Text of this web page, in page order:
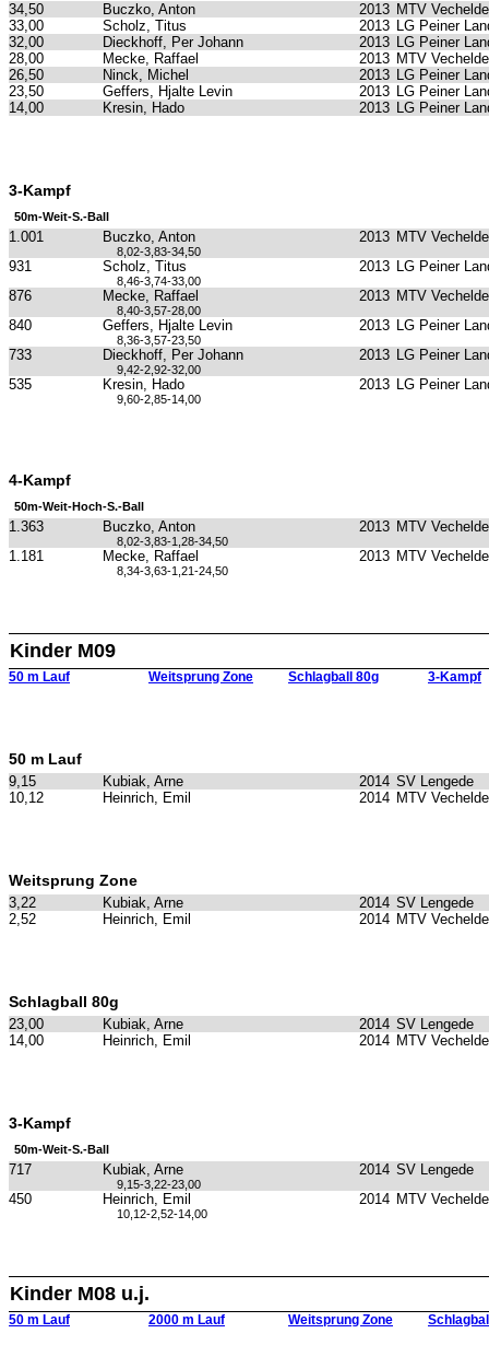
34,50 Buczko, Anton 2013 MTV Vechelde
33,00
Scholz, Titus 2013 LG Peiner
32,00
Dieckhoff, Per Johann 2013 LG Peiner
28,00
Mecke, Raffael 2013 MTV Vechelde
26,50
Ninck, Michel 2013 LG Peiner
23,50
Geffers, Hjalte Levin 2013 LG Peiner
14,00
Kresin, Hado 2013 LG Peiner
3-Kampf
50m-Weit-S.-Ball
1.001 Buczko, Anton 2013 MTV Vechelde
8,02-3,83-34,50
931 Scholz, Titus 2013 LG Peiner
8,46-3,74-33,00
876 Mecke, Raffael 2013 MTV Vechelde
8,40-3,57-28,00
840 Geffers, Hjalte Levin 2013 LG Peiner
8,36-3,57-23,50
733 Dieckhoff, Per Johann 2013 LG Peiner
9,42-2,92-32,00
535 Kresin, Hado 2013 LG Peiner
9,60-2,85-14,00
4-Kampf
50m-Weit-Hoch-S.-Ball
1.363 Buczko, Anton 2013 MTV Vechelde
8,02-3,83-1,28-34,50
1.181 Mecke, Raffael 2013 MTV Vechelde
8,34-3,63-1,21-24,50
Kinder M09
50 m Lauf Weitsprung Zone Schlagball 80g 3-Kampf
50 m Lauf
9,15 Kubiak, Arne 2014 SV Lengede
10,12
Heinrich, Emil 2014 MTV Vechelde
Weitsprung Zone
3,22 Kubiak, Arne 2014 SV Lengede
2,52
Heinrich, Emil 2014 MTV Vechelde
Schlagball 80g
23,00 Kubiak, Arne 2014 SV Lengede
14,00
Heinrich, Emil 2014 MTV Vechelde
3-Kampf
50m-Weit-S.-Ball
717 Kubiak, Arne 2014 SV Lengede
9,15-3,22-23,00
450 Heinrich, Emil 2014 MTV Vechelde
10,12-2,52-14,00
Kinder M08 u.j.
50 m Lauf 2000 m Lauf Weitsprung Zone